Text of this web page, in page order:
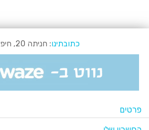
כתובתינו: חניתה 20, חיפה
פרטים